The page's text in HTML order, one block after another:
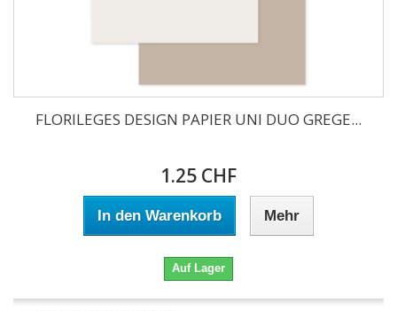
FLORILEGES DESIGN PAPIER UNI DUO GREGE...
1.25 CHF
In den Warenkorb Mehr
Auf Lager